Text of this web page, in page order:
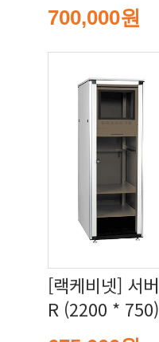
700,000원
R (2200 * 750)